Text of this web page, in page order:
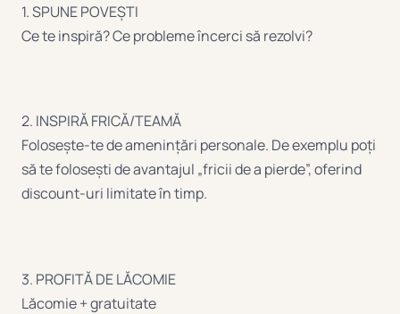
1. SPUNE POVEȘTI
Ce te inspiră? Ce probleme încerci să rezolvi?
2. INSPIRĂ FRICĂ/TEAMĂ
Folosește-te de amenințări personale. De exemplu poți
să te folosești de avantajul „fricii de a pierde”, oferind
discount-uri limitate în timp.
3. PROFITĂ DE LĂCOMIE
Lăcomie + gratuitate